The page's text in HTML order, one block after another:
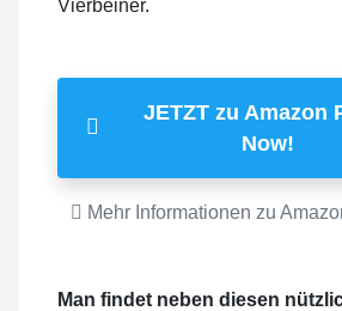
Vierbeiner.
JETZT zu Amazon
Now!
Mehr Informationen zu
Man findet neben diesen